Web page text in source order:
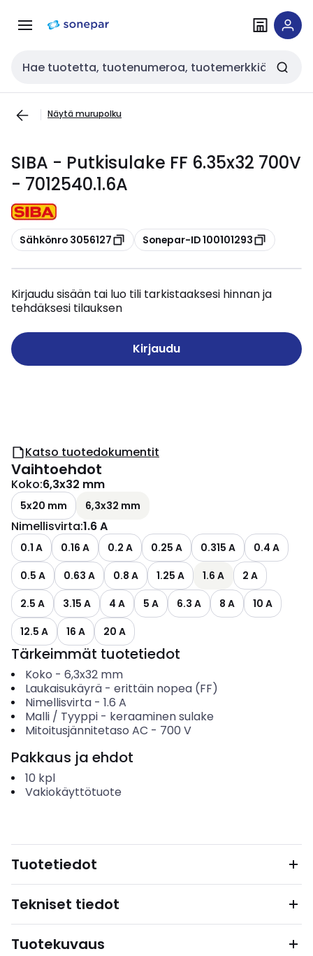
navigointiinsisältöön
Haku
Näytä murupolku
SIBA - Putkisulake FF 6.35x32 700V
- 7012540.1.6A
Kopioi
Sähkönro 3056127 Kopioi
Sonepar-ID 100101293
Kirjaudu sisään tai luo tili tarkistaaksesi hinnan ja
tehdäksesi tilauksen
Kirjaudu
Katso tuotedokumentit
Vaihtoehdot
Koko:6,3x32 mm
5x20 mm 6,3x32 mm
Nimellisvirta:1.6 A
0.1 A 0.16 A 0.2 A 0.25 A 0.315 A
0.4 A
0.5 A
0.63 A 0.8 A 1.25 A 1.6 A
2 A
2.5 A
3.15 A 4 A 5 A 6.3 A 8 A
10 A
12.5 A
16 A 20 A
Tärkeimmät tuotetiedot
Koko - 6,3x32 mm
Laukaisukäyrä- erittäin nopea (FF)
Nimellisvirta- 1.6 A
Malli / Tyyppi- keraaminen sulake
Mitoitusjännitetaso AC - 700 V
Pakkaus ja ehdot
10 kpl
Vakiokäyttötuote
Tuotetiedot
Tekniset tiedot
Tuotekuvaus